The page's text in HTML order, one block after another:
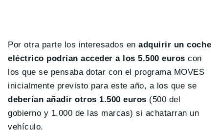
Por otra parte los interesados enadquirir un coche
eléctrico podrían acceder a los 5.500 euros con
los que se pensaba dotar con el programa MOVES
inicialmente previsto para este año, a los que se
deberían añadir otros 1.500 euros (500 del
gobierno y 1.000 de las marcas) si achatarran un
vehículo.